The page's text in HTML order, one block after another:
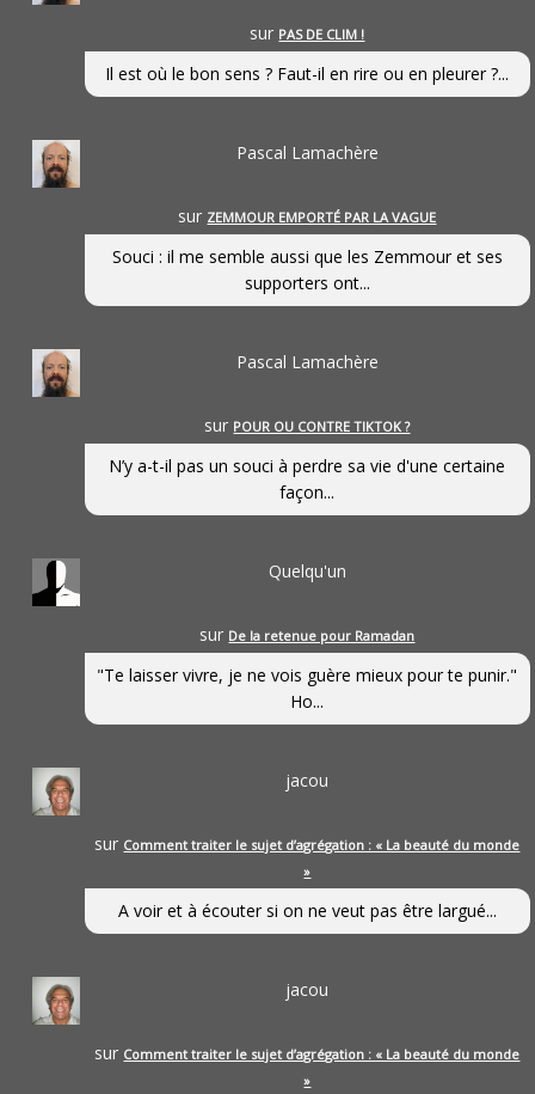
sur PAS DE CLIM !
Il est où le bon sens ? Faut-il en rire ou en pleurer ?...
Pascal Lamachère
sur ZEMMOUR EMPORTÉ PAR LA VAGUE
Souci : il me semble aussi que les Zemmour et ses
supporters ont...
Pascal Lamachère
sur POUR OU CONTRE TIKTOK ?
N’y a-t-il pas un souci à perdre sa vie d'une certaine
façon...
Quelqu'un
sur De la retenue pour Ramadan
"Te laisser vivre, je ne vois guère mieux pour te punir."
Ho...
jacou
sur Comment traiter le sujet d’agrégation : « La beauté du monde
»
A voir et à écouter si on ne veut pas être largué...
jacou
sur Comment traiter le sujet d’agrégation : « La beauté du monde
»